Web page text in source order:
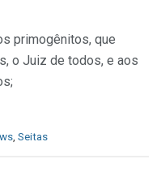
primogênitos, que
o Juiz de todos, e aos
, Seitas